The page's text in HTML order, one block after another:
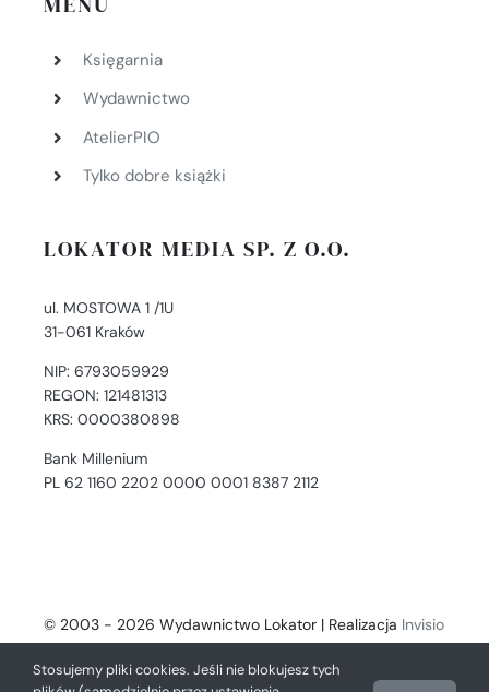
Księgarnia
Wydawnictwo
AtelierPIO
Tylko dobre książki
LOKATOR MEDIA SP. Z O.O.
ul. MOSTOWA 1 /1U
31-061 Kraków
NIP: 6793059929
REGON: 121481313
KRS: 0000380898
Bank Millenium
PL 62 1160 2202 0000 0001 8387 2112
© 2003 - 2026 Wydawnictwo Lokator | Realizacja Invisio
- Digital Solutions
Stosujemy pliki cookies. Jeśli nie blokujesz tych